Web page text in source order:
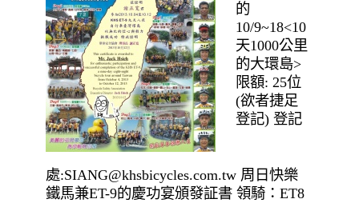
的
10/9~18<10
天1000公里
的大環島>
限額: 25位
(欲者捷足
登記) 登記
處:SIANG@khsbicycles.com.tw 周日快樂
鐵馬兼ET-9的慶功宴頒發証書 領騎：ET8